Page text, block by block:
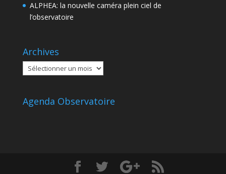
ALPHEA: la nouvelle caméra plein ciel de
l’observatoire
Archives
Archives
Agenda Observatoire